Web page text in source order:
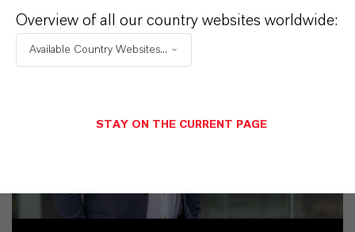
Overview of all our country websites worldwide:
Available Country Websites...
STAY ON THE CURRENT PAGE